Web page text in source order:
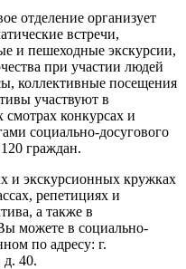
отделение организует
встречи,
и пешеходные экскурсии,
при участии людей
коллективные посещения
участвуют в
конкурсах и
социально-досугового
граждан.
и экскурсионных кружках
репетициях и
а также в
можете в социально-
по адресу: г.
40.